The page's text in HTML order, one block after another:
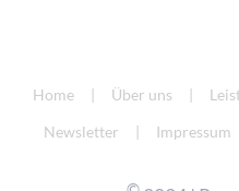
Home Über uns
Newsletter Impressum